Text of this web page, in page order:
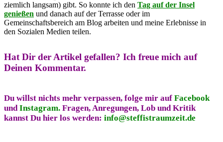
ziemlich langsam) gibt. So konnte ich den Tag auf der Insel
genießen und danach auf der Terrasse oder im
Gemeinschaftsbereich am Blog arbeiten und meine Erlebnisse in
den Sozialen Medien teilen.
Hat Dir der Artikel gefallen? Ich freue mich auf
Deinen Kommentar.
Du willst nichts mehr verpassen, folge mir auf Facebook
und Instagram. Fragen, Anregungen, Lob und Kritik
kannst Du hier los werden: info@steffistraumzeit.de